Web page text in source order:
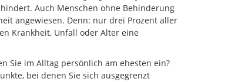
Auch Menschen ohne Behinderung
angewiesen. Denn: nur drei Prozent aller
Krankheit, Unfall oder Alter eine
Sie im Alltag persönlich am ehesten ein?
bei denen Sie sich ausgegrenzt